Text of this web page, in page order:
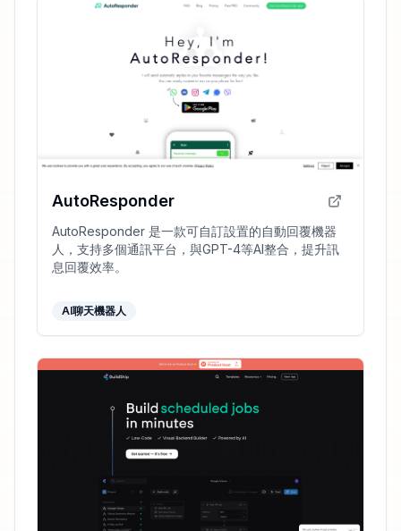
AutoResponder
AutoResponder 是一款可自訂設置的自動回覆機器
人，支持多個通訊平台，與GPT-4等AI整合，提升訊
息回覆效率。
AI聊天機器人